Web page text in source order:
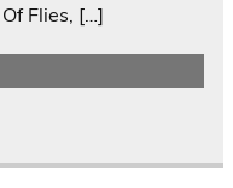
Flies, […]